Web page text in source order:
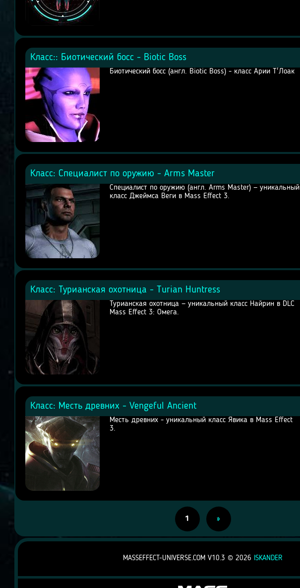
Класс:: Биотический босс - Biotic Boss
Биотический босс (англ. Biotic Boss) - класс Арии Т'Лоак
Класс: Специалист по оружию - Arms Master
Специалист по оружию (англ. Arms Master) — уникальный
класс Джеймса Веги в Mass Effect 3.
Класс: Турианская охотница - Turian Huntress
Турианская охотница — уникальный класс Найрин в DLC
Mass Effect 3: Омега.
Класс: Месть древних - Vengeful Ancient
Месть древних - уникальный класс Явика в Mass Effect
3.
1 »
MASSEFFECT-UNIVERSE.COM V10.3 © 2026 ISKANDER